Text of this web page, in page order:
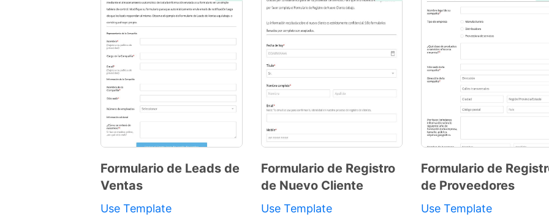
Template
Formulario de Leads de
Ventas
Use Template
Preview
Formulario de Registro
de Nuevo Cliente
Use Template
Formulario de
de Proveedores
Use Template